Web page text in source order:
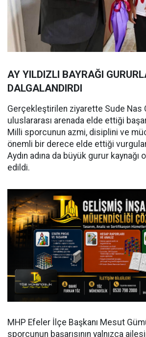
AY YILDIZLI BAYRAĞI
DALGALANDIRDI
Gerçekleştirilen ziyarette Sude Nas
uluslararası arenada elde ettiği
Milli sporcunun azmi, disiplini ve
önemli bir derece elde ettiği
Aydın adına da büyük gurur kaynağı
edildi.
MHP Efeler İlçe Başkanı Mesut
sporcunun başarısının yalnızca